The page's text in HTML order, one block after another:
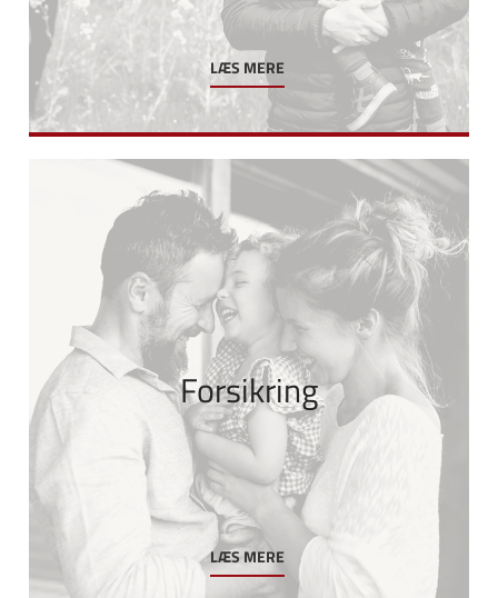
LÆS MERE
Forsikring
LÆS MERE